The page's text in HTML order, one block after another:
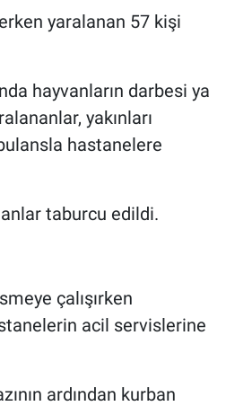
yaralanan 57 kişi
hayvanların darbesi ya
yakınları
hastanelere
taburcu edildi.
çalışırken
acil servislerine
ardından kurban